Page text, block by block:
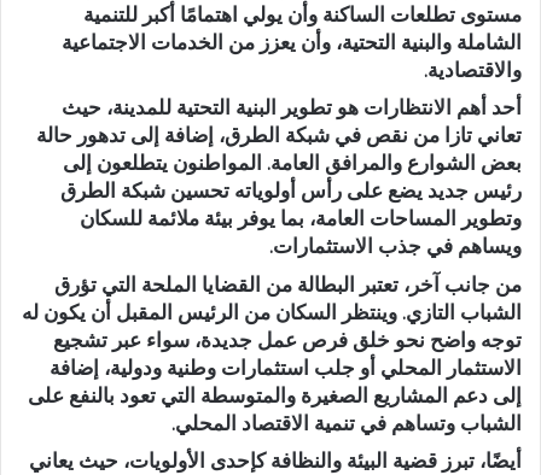
مستوى تطلعات الساكنة وأن يولي اهتمامًا أكبر للتنمية
الشاملة والبنية التحتية، وأن يعزز من الخدمات الاجتماعية
والاقتصادية.
أحد أهم الانتظارات هو تطوير البنية التحتية للمدينة، حيث
تعاني تازا من نقص في شبكة الطرق، إضافة إلى تدهور حالة
بعض الشوارع والمرافق العامة. المواطنون يتطلعون إلى
رئيس جديد يضع على رأس أولوياته تحسين شبكة الطرق
وتطوير المساحات العامة، بما يوفر بيئة ملائمة للسكان
ويساهم في جذب الاستثمارات.
من جانب آخر، تعتبر البطالة من القضايا الملحة التي تؤرق
الشباب التازي. وينتظر السكان من الرئيس المقبل أن يكون له
توجه واضح نحو خلق فرص عمل جديدة، سواء عبر تشجيع
الاستثمار المحلي أو جلب استثمارات وطنية ودولية، إضافة
إلى دعم المشاريع الصغيرة والمتوسطة التي تعود بالنفع على
الشباب وتساهم في تنمية الاقتصاد المحلي.
أيضًا، تبرز قضية البيئة والنظافة كإحدى الأولويات، حيث يعاني